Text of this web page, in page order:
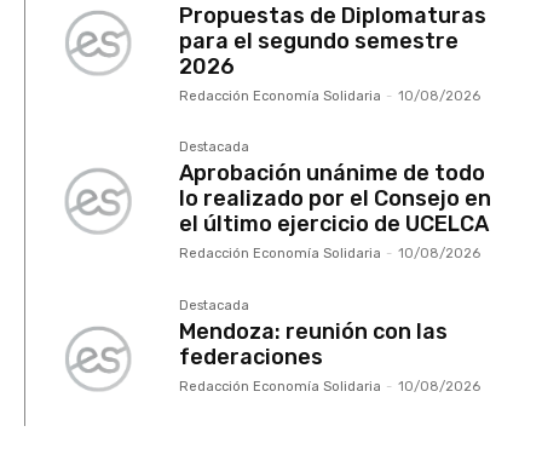
Propuestas de Diplomaturas
para el segundo semestre
2026
Redacción Economía Solidaria - 10/08/2026
Destacada
Aprobación unánime de todo
lo realizado por el Consejo en
el último ejercicio de UCELCA
Redacción Economía Solidaria - 10/08/2026
Destacada
Mendoza: reunión con las
federaciones
Redacción Economía Solidaria - 10/08/2026